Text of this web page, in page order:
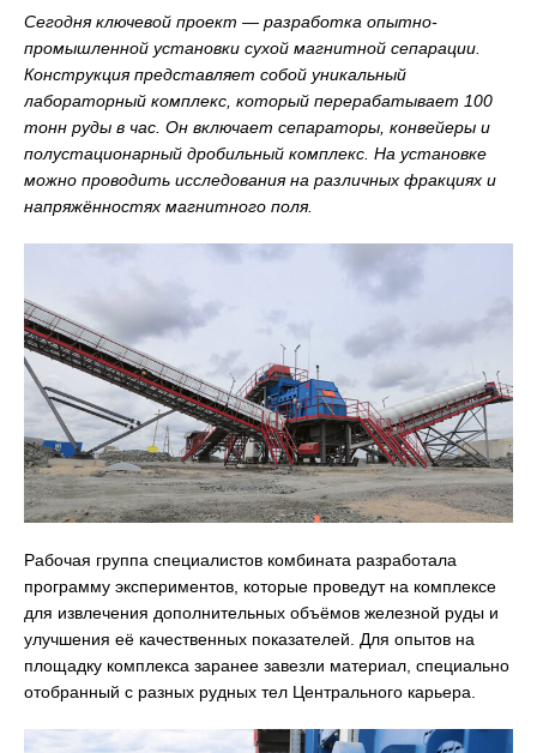
Сегодня ключевой проект — разработка опытно-
промышленной установки сухой магнитной сепарации.
Конструкция представляет собой уникальный
лабораторный комплекс, который перерабатывает 100
тонн руды в час. Он включает сепараторы, конвейеры и
полустационарный дробильный комплекс. На установке
можно проводить исследования на различных фракциях и
напряжённостях магнитного поля.
Рабочая группа специалистов комбината разработала
программу экспериментов, которые проведут на комплексе
для извлечения дополнительных объёмов железной руды и
улучшения её качественных показателей. Для опытов на
площадку комплекса заранее завезли материал, специально
отобранный с разных рудных тел Центрального карьера.